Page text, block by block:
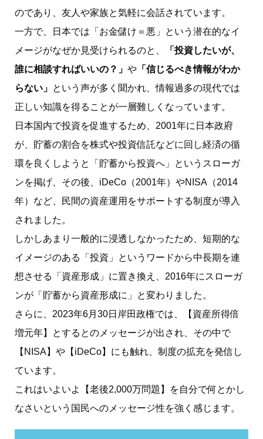
のであり、友人や家族と気軽に会話されています。
一方で、日本では「お金儲け＝悪」という潜在的なイ
メージがなぜか見受けられるのと、
「投資したいが、
誰に相談すればいいの？」 や「信じるべき情報がわか
らない」 という声が多く聞かれ、情報過多の現代では
正しい知識を得ることが一層難しくなっています。
日本国内で投資を促進するため、2001年に日本政府
が、貯蓄の割合を株式や投資信託などに回し経済の循
環を良くしようと「貯蓄から投資へ」というスローガ
ンを掲げ、その後、iDeCo（2001年）やNISA（2014
年）など、民間の資産運用をサポートする制度が導入
されました。
しかしあまり一般的に浸透しなかったため、短期的な
イメージのある「投資」というワードから中長期を連
想させる「資産形成」に置き換え、2016年にスローガ
ンが「貯蓄から資産形成に」と変わりました。
さらに、2023年6月30日岸田政権では、【資産所得倍
増元年】とするとのメッセージが出され、その中で
【NISA】や【iDeCo】にも触れ、制度の拡充を発信し
ています。
これはいよいよ【老後2,000万問題】を自分で何とかし
なさいという国民へのメッセージ性を強く感じます。